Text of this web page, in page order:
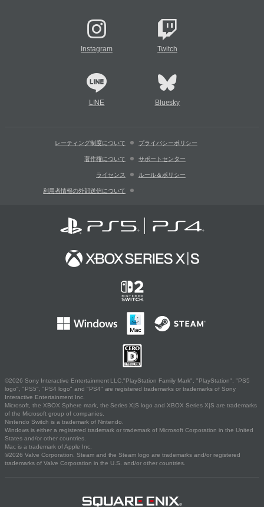
Instagram Twitch
LINE Bluesky
レーティング制度について プライバシーポリシー
著作権について サポートセンター
ライセンス ルール＆ポリシー
利用者情報の外部送信について
©2026 Sony Interactive Entertainment LLC."PlayStation Family Mark", "PlayStation", "PS5
logo", "PS5", "PS4 logo" and "PS4" are registered trademarks or trademarks of Sony
Interactive Entertainment Inc.
Microsoft, the XBOX Sphere mark, the Series X|S logo and XBOX Series X|S are trademarks
of the Microsoft group of companies.
Nintendo Switch is a trademark of Nintendo.
Windows is either a registered trademark or trademark of Microsoft Corporation in the United
States and/or other countries.
Mac is a trademark of Apple Inc.
©2026 Valve Corporation. Steam and the Steam logo are trademarks and/or registered
trademarks of Valve Corporation in the U.S. and/or other countries.